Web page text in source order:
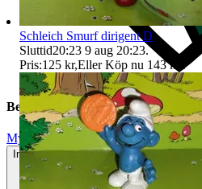
Beskrivning
Mycket gott skick
Inga eller minimala tecken på användning
Schleich Smurf dirigent D
Sluttid20:23 9 aug 20:23.
Pris:125 kr,Eller Köp nu 143 kr .